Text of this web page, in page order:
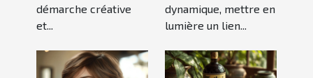
démarche créative
et...
dynamique, mettre en
lumière un lien...